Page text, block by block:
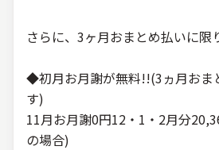
さらに、3ヶ月おまとめ払いに限
◆初月お月謝が無料!!(3ヵ月おま
す)
11月お月謝0円12・1・2月分
の場合)